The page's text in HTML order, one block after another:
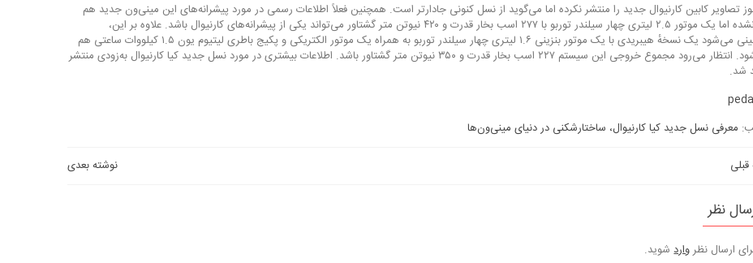
تصاویر کابین کارنیوال جدید را منتشر نکرده اما می‌گوید از نسل کنونی جادارتر است. همچنین فعلاً اطلاعات رسمی در مورد پیشرانه‌های این مینی‌ون جدید هم
اعلام نشده اما یک موتور ۲.۵ لیتری چهار سیلندر توربو با ۲۷۷ اسب بخار قدرت و ۴۲۰ نیوتن متر گشتاور می‌تواند یکی از پیشرانه‌های کارنیوال باشد. علاوه بر این،
پیش‌بینی می‌شود یک نسخهٔ هیبریدی با یک موتور بنزینی ۱.۶ لیتری چهار سیلندر توربو به همراه یک موتور الکتریکی و پکیج باطری لیتیوم یون ۱.۵ کیلووات ساعتی هم
ارائه شود. انتظار می‌رود مجموع خروجی این سیستم ۲۲۷ اسب بخار قدرت و ۳۵۰ نیوتن متر گشتاور باشد. اطلاعات بیشتری در مورد نسل جدید کیا کارنیوال به‌زودی منتشر
شد.
معرفی نسل جدید کیا کارنیوال، ساختارشکنی در دنیای مینی‌ون‌ها
نوشته بعدی
نظر
ارسال نظرواردشوید.